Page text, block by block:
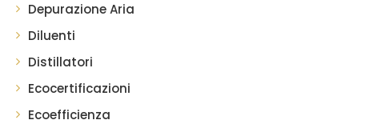
Depurazione Aria
Diluenti
Distillatori
Ecocertificazioni
Ecoefficienza